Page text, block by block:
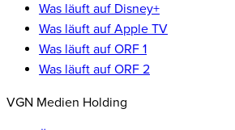
Was läuft auf Disney+
Was läuft auf Apple TV
Was läuft auf ORF 1
Was läuft auf ORF 2
VGN Medien Holding